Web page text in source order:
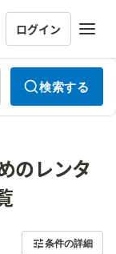
ログイン
検索する
のレンタ
条件の詳細